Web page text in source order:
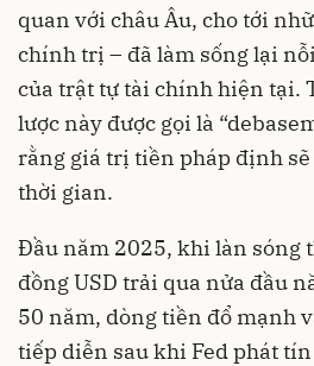
quan với châu Âu, cho tới
chính trị – đã làm sống lại
của trật tự tài chính hiện tại.
lược này được gọi là
rằng giá trị tiền pháp định
thời gian.
Đầu năm 2025, khi làn sóng
đồng USD trải qua nửa đầu
50 năm, dòng tiền đổ mạnh
tiếp diễn sau khi Fed phát